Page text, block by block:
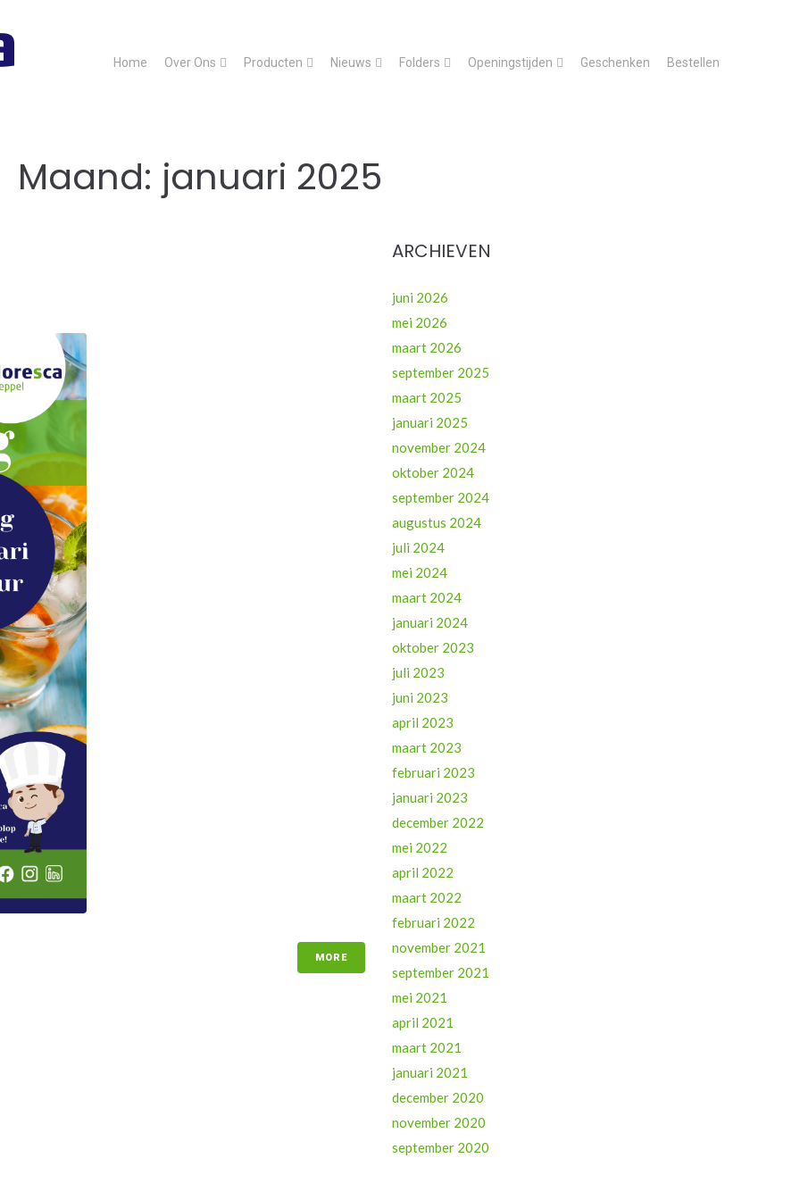
Home Over Ons Producten Nieuws Folders Openingstijden Geschenken Bestellen
Maand: januari 2025
MORE
ARCHIEVEN
juni 2026
mei 2026
maart 2026
september 2025
maart 2025
januari 2025
november 2024
oktober 2024
september 2024
augustus 2024
juli 2024
mei 2024
maart 2024
januari 2024
oktober 2023
juli 2023
juni 2023
april 2023
maart 2023
februari 2023
januari 2023
december 2022
mei 2022
april 2022
maart 2022
februari 2022
november 2021
september 2021
mei 2021
april 2021
maart 2021
januari 2021
december 2020
november 2020
september 2020